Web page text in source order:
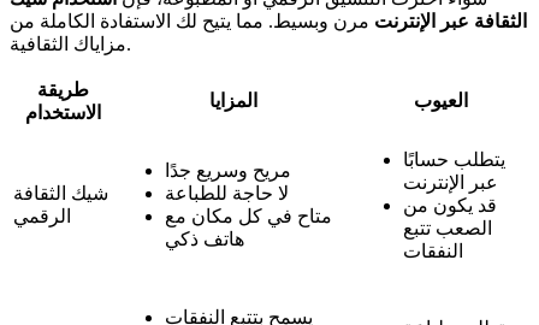
الثقافة عبر الإنترنت مرن وبسيط. مما يتيح لك الاستفادة الكاملة من
مزاياك الثقافية.
طريقة
الاستخدام
المزايا العيوب
شيك الثقافة
الرقمي
مريح وسريع جدًا
لا حاجة للطباعة
متاح في كل مكان مع
هاتف ذكي
يتطلب حسابًا
عبر الإنترنت
قد يكون من
الصعب تتبع
النفقات
يسمح بتتبع النفقات